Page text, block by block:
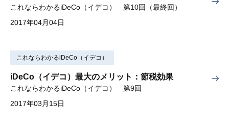
これならわかるiDeCo（イデコ） 第10回（最終回）
2017年04月04日
これならわかるiDeCo（イデコ）
iDeCo（イデコ）最大のメリット：節税効果
これならわかるiDeCo（イデコ） 第9回
2017年03月15日